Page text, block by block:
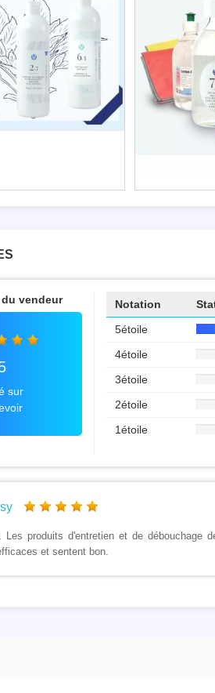
vendeur
sur
Notation
5étoile
4étoile
3étoile
2étoile
1étoile
Les produits d'entretien et de
et sentent bon.